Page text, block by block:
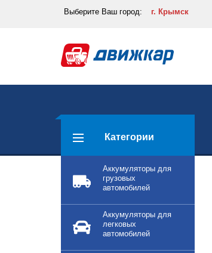
Выберите Ваш город: г. Крымск
Категории
Аккумуляторы для
грузовых
автомобилей
Аккумуляторы для
легковых
автомобилей